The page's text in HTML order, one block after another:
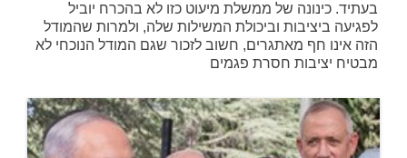
בעתיד. כינונה של ממשלת מיעוט כזו לא בהכרח יוביל
לפגיעה ביציבות וביכולת המשילות שלה, ולמרות שהמודל
הזה אינו חף מאתגרים, חשוב לזכור שגם המודל הנוכחי לא
מבטיח יציבות חסרת פגמים